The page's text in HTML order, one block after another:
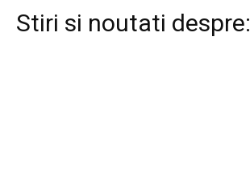
Stiri si noutati despre: